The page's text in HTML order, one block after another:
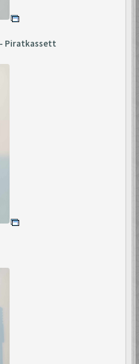
- Piratkassett